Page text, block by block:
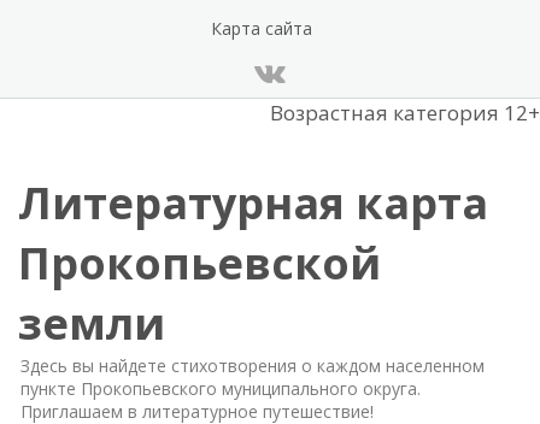
Карта сайта
Возрастная категория 12+
Литературная карта
Прокопьевской
земли
Здесь вы найдете стихотворения о каждом населенном
пункте Прокопьевского муниципального округа.
Приглашаем в литературное путешествие!